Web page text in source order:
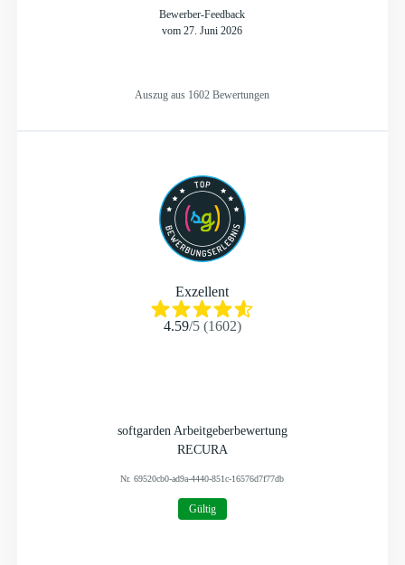
Bewerber-Feedback
vom 27. Juni 2026
Auszug aus 1602 Bewertungen
Exzellent
4.59/5(1602)
softgarden Arbeitgeberbewertung
RECURA
Nr. 69520cb0-ad9a-4440-851c-16576d7f77db
Gültig